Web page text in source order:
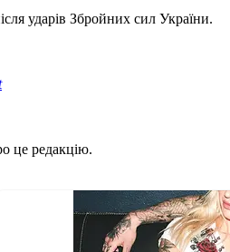
ударів Збройних сил України.
це редакцію.